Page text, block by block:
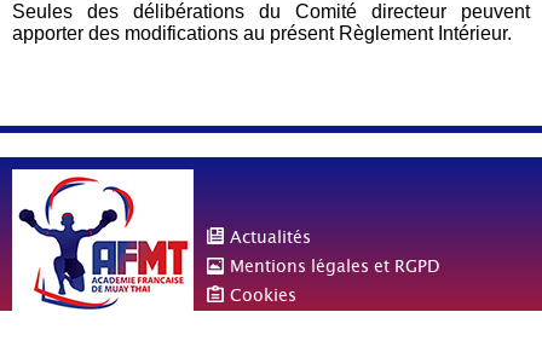
Seules des délibérations du Comité directeur peuvent
apporter des modifications au présent Règlement Intérieur.
Actualités
Mentions légales et RGPD
Cookies